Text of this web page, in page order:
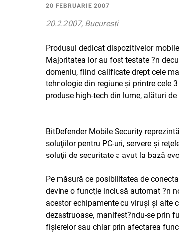
20 FEBRUARIE 2007
20.2.2007, Bucuresti
Produsul dedicat dispozitivelor
Majoritatea lor au fost testate ?n
domeniu, fiind calificate drept cele
tehnologie din regiune şi printre cele
produse high-tech din lume, alături
BitDefender Mobile Security
soluţiilor pentru PC-uri, servere şi
soluţii de securitate a avut la bază
Pe măsură ce posibilitatea de
devine o funcţie inclusă automat ?n
acestor echipamente cu viruşi şi alte
dezastruoase, manifest?ndu-se prin
fişierelor sau chiar prin afectarea